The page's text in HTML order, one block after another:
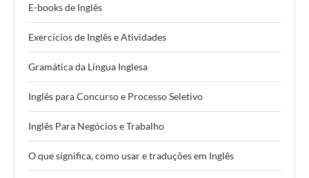
E-books de Inglês
Exercícios de Inglês e Atividades
Gramática da Língua Inglesa
Inglês para Concurso e Processo Seletivo
Inglês Para Negócios e Trabalho
O que significa, como usar e traduções em Inglês